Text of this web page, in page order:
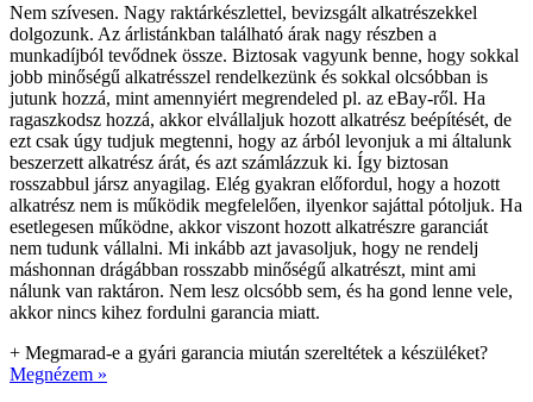
Nem szívesen. Nagy raktárkészlettel, bevizsgált alkatrészekkel
dolgozunk. Az árlistánkban található árak nagy részben a
munkadíjból tevődnek össze. Biztosak vagyunk benne, hogy sokkal
jobb minőségű alkatrésszel rendelkezünk és sokkal olcsóbban is
jutunk hozzá, mint amennyiért megrendeled pl. az eBay-ről. Ha
ragaszkodsz hozzá, akkor elvállaljuk hozott alkatrész beépítését, de
ezt csak úgy tudjuk megtenni, hogy az árból levonjuk a mi általunk
beszerzett alkatrész árát, és azt számlázzuk ki. Így biztosan
rosszabbul jársz anyagilag. Elég gyakran előfordul, hogy a hozott
alkatrész nem is működik megfelelően, ilyenkor sajáttal pótoljuk. Ha
esetlegesen működne, akkor viszont hozott alkatrészre garanciát
nem tudunk vállalni. Mi inkább azt javasoljuk, hogy ne rendelj
máshonnan drágábban rosszabb minőségű alkatrészt, mint ami
nálunk van raktáron. Nem lesz olcsóbb sem, és ha gond lenne vele,
akkor nincs kihez fordulni garancia miatt.
+ Megmarad-e a gyári garancia miután szereltétek a készüléket?
Megnézem »